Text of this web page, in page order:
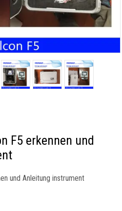
F5 erkennen und
und Anleitung instrument